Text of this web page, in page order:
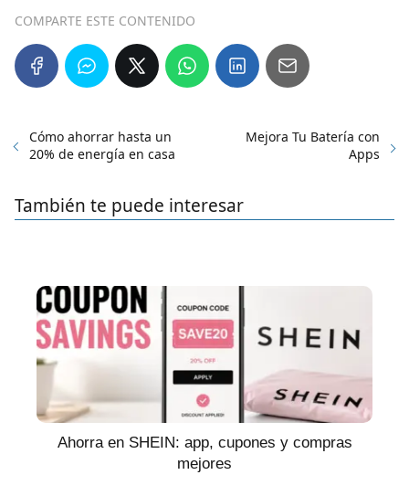
COMPARTE ESTE CONTENIDO
Cómo ahorrar hasta un
20% de energía en casa
Mejora Tu Batería con
Apps
También te puede interesar
Ahorra en SHEIN: app, cupones y compras
mejores